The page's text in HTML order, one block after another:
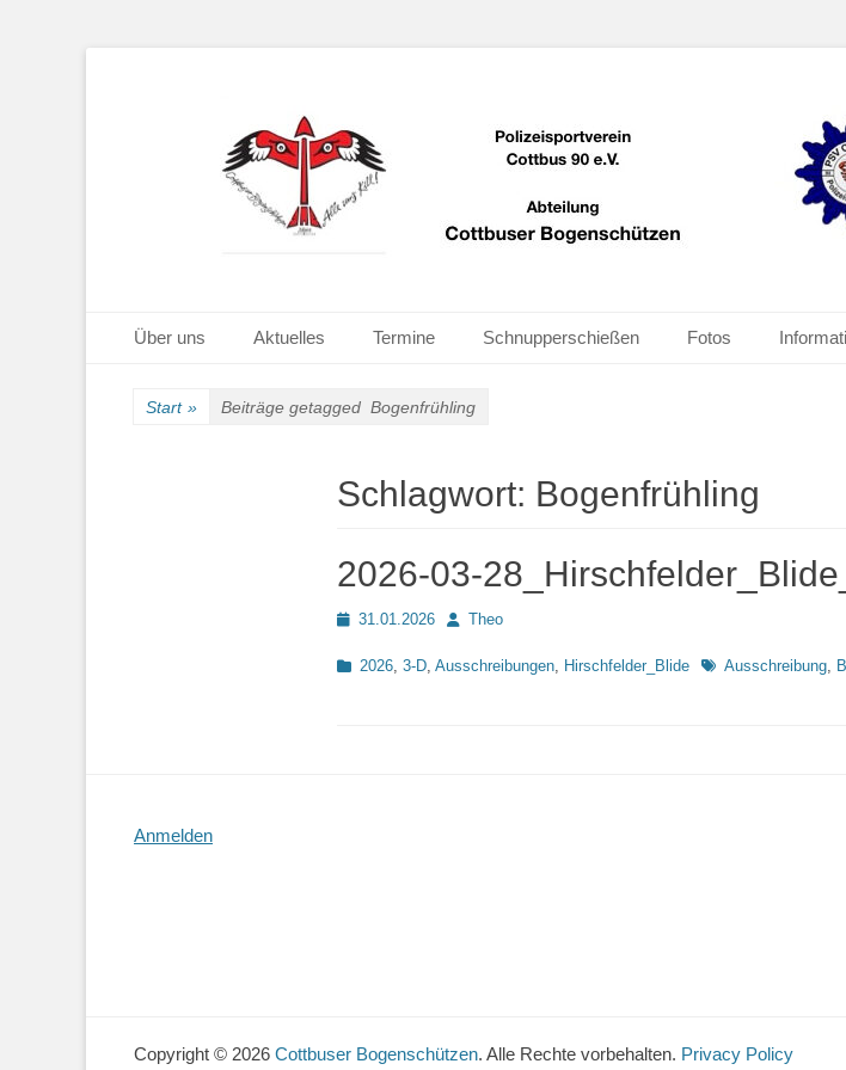
Cottbuser Bogenschützen
Primäres Menü
Zum
Inhalt
Über uns Aktuelles Termine Schnupperschießen Fotos
Start » Beiträge getagged Bogenfrühling
Schlagwort: Bogenfrühling
2026-03-
Posted31.01.2026 AutorTheo
Kategorien
2026, 3-D, Ausschreibungen, Hirschfelder_Blide Schlagworte
Ausschreibung,
Anmelden
Copyright © 2026 Cottbuser Bogenschützen. Alle Rechte vorbehalten. Privacy Policy